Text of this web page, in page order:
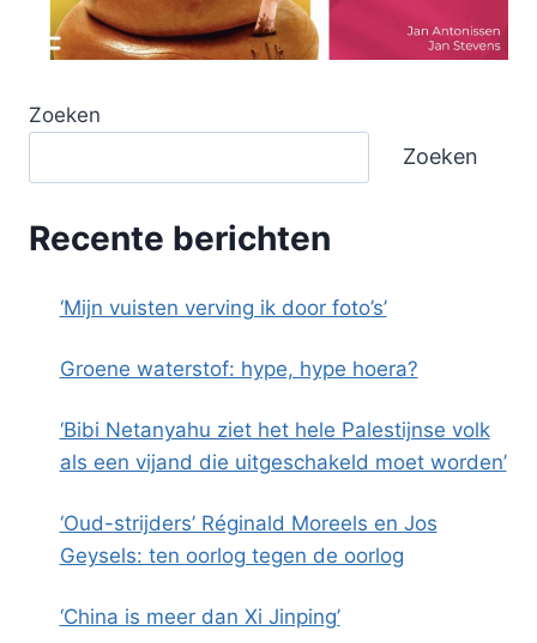
Zoeken
Zoeken
Recente berichten
‘Mijn vuisten verving ik door foto’s’
Groene waterstof: hype, hype hoera?
‘Bibi Netanyahu ziet het hele Palestijnse volk
als een vijand die uitgeschakeld moet worden’
‘Oud-strijders’ Réginald Moreels en Jos
Geysels: ten oorlog tegen de oorlog
‘China is meer dan Xi Jinping’